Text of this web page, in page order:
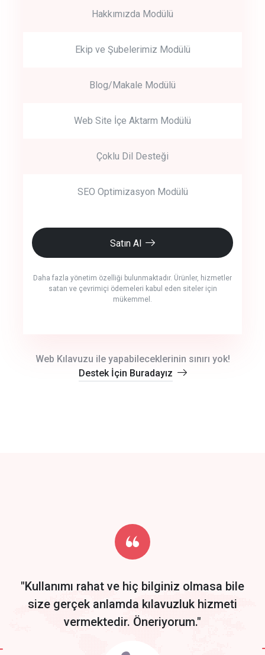
Hakkımızda Modülü
Ekip ve Şubelerimiz Modülü
Blog/Makale Modülü
Web Site İçe Aktarm Modülü
Çoklu Dil Desteği
SEO Optimizasyon Modülü
Satın Al
Daha fazla yönetim özelliği bulunmaktadır. Ürünler, hizmetler
satan ve çevrimiçi ödemeleri kabul eden siteler için
mükemmel.
Start by trying our service for 30 days free trial no credit card
required.
Web Kılavuzu ile yapabileceklerinin sınırı yok!
Destek İçin Buradayız
"Kullanımı rahat ve hiç bilginiz olmasa bile
size gerçek anlamda kılavuzluk hizmeti
vermektedir. Öneriyorum."